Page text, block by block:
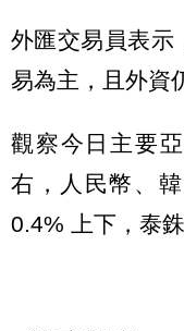
外匯交易員表示
易為主，且外資
觀察今日主要
右，人民幣、
0.4% 上下，泰